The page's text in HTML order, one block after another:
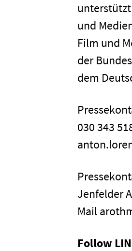
und
Film und
der
dem
030 343
Jenfelder
Mail
Follow